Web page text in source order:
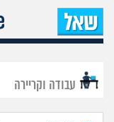
עבודה וקריירה